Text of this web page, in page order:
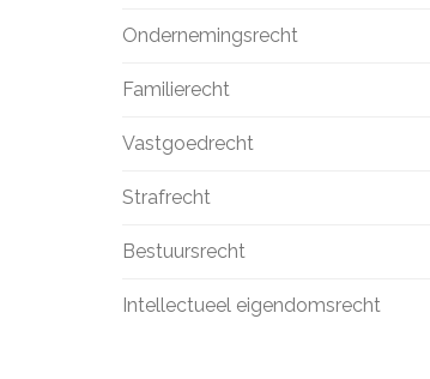
Ondernemingsrecht
Familierecht
Vastgoedrecht
Strafrecht
Bestuursrecht
Intellectueel eigendomsrecht